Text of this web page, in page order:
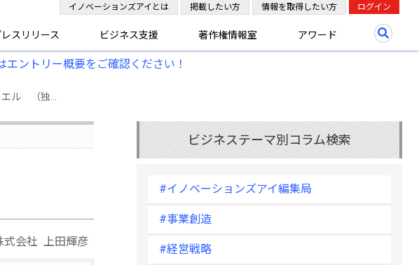
スリリース ビジネス支援 著作権情報室 アワード
イノベーションズアイとは 掲載したい方 情報を取得したい方 ログイン
エントリー概要をご確認ください！
ル （独...
式会社 上田輝彦
ビジネステーマ別コラム検索
#イノベーションズアイ編集局
#事業創造
#経営戦略